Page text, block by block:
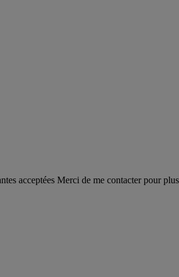
acceptées Merci de me contacter pour